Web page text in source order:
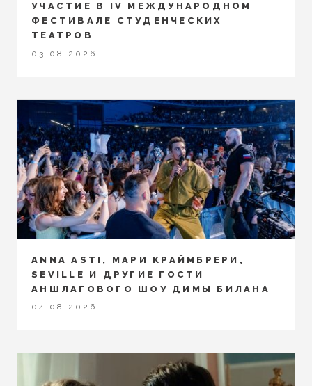
УЧАСТИЕ В IV МЕЖДУНАРОДНОМ
ФЕСТИВАЛЕ СТУДЕНЧЕСКИХ
ТЕАТРОВ
03.08.2026
ANNA ASTI, МАРИ КРАЙМБРЕРИ,
SEVILLE И ДРУГИЕ ГОСТИ
АНШЛАГОВОГО ШОУ ДИМЫ БИЛАНА
04.08.2026